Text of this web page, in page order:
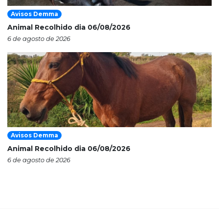
Avisos Demma
Animal Recolhido dia 06/08/2026
6 de agosto de 2026
Avisos Demma
Animal Recolhido dia 06/08/2026
6 de agosto de 2026